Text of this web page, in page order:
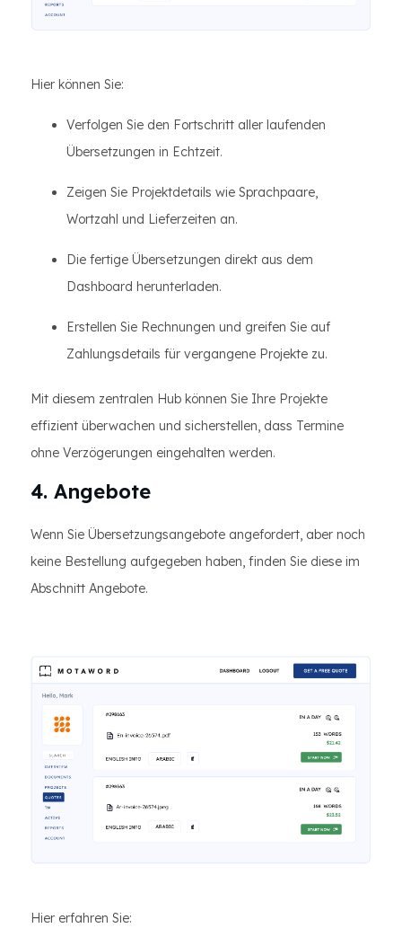
Hier können Sie:
Verfolgen Sie den Fortschritt aller laufenden
Übersetzungen in Echtzeit.
Zeigen Sie Projektdetails wie Sprachpaare,
Wortzahl und Lieferzeiten an.
Die fertige Übersetzungen direkt aus dem
Dashboard herunterladen.
Erstellen Sie Rechnungen und greifen Sie auf
Zahlungsdetails für vergangene Projekte zu.
Mit diesem zentralen Hub können Sie Ihre Projekte
effizient überwachen und sicherstellen, dass Termine
ohne Verzögerungen eingehalten werden.
4. Angebote
Wenn Sie Übersetzungsangebote angefordert, aber noch
keine Bestellung aufgegeben haben, finden Sie diese im
Abschnitt Angebote.
Hier erfahren Sie: